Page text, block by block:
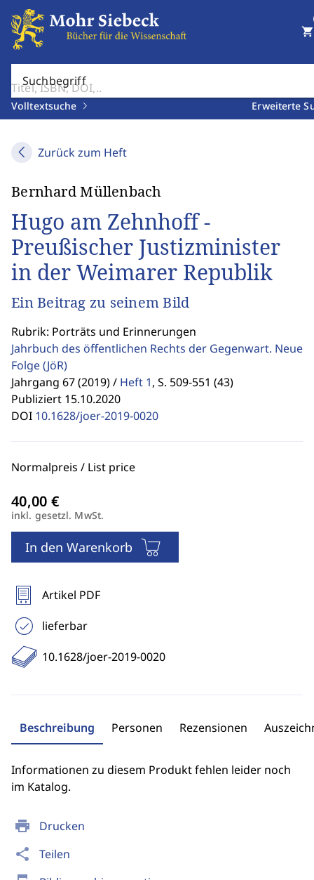
Suchbegriff
Volltextsuche Erweiterte
shopping_cart
Zurück zum Heft
print Drucken
share Teilen
Bernhard Müllenbach
Hugo am Zehnhoff -
Preußischer Justizminister
in der Weimarer Republik
Ein Beitrag zu seinem Bild
Rubrik: Porträts und Erinnerungen
Jahrbuch des öffentlichen Rechts der Gegenwart. Neue
Folge(JöR)
Jahrgang 67 (2019) / Heft 1, S. 509-551 (43)
Publiziert 15.10.2020
DOI 10.1628/joer-2019-0020
Normalpreis / List price
inkl. gesetzl. MwSt.
In den Warenkorb
Artikel PDF
lieferbar
10.1628/joer-2019-0020
Beschreibung Personen Rezensionen
Informationen zu diesem Produkt fehlen leider noch
im Katalog.